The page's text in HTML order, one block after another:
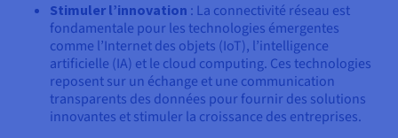
Stimuler l’innovation : La connectivité réseau est
fondamentale pour les technologies émergentes
comme l’Internet des objets (IoT), l’intelligence
artificielle (IA) et le cloud computing. Ces technologies
reposent sur un échange et une communication
transparents des données pour fournir des solutions
innovantes et stimuler la croissance des entreprises.